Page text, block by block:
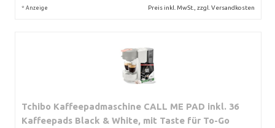
* Anzeige Preis inkl. MwSt., zzgl. Versandkosten
Tchibo Kaffeepadmaschine CALL ME PAD inkl. 36
Kaffeepads Black & White, mit Taste für To-Go